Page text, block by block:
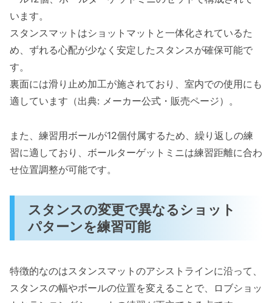
います。
スタンスマットはショットマットと一体化されているた
め、ずれる心配が少なく安定したスタンスが確保可能で
す。
裏面には滑り止め加工が施されており、室内での使用にも
適しています（出典: メーカー公式・販売ページ）。
また、練習用ボールが12個付属するため、繰り返しの練
習に適しており、ボールターゲットミニは練習距離に合わ
せ位置調整が可能です。
スタンスの変更で異なるショット
パターンを練習可能
特徴的なのはスタンスマットのアシストラインに沿って、
スタンスの幅やボールの位置を変えることで、ロブショッ